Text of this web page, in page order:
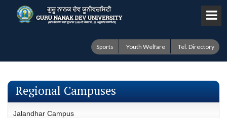
Sports Youth Welfare Tel. Directory
Regional Campuses
Jalandhar Campus